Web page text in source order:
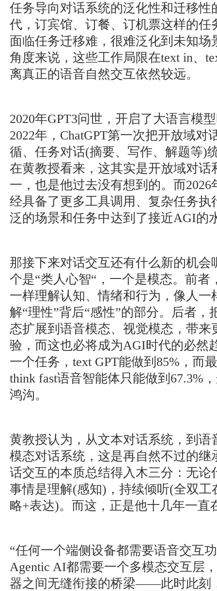
任务导向对话系统的泛化性和迁移性
代，订宾馆、订餐、订机票这样的任
面临任务迁移难，很难泛化到未知场
角度来说，这些工作局限在text in、
离真正的语音自然交互依然较远。
2020年GPT3问世，开启了大语言模
2022年，ChatGPT第一次把开放域对
循、任务对话(摘要、写作、解题等)
在黄教授看来，这其实是开放域对话
一，也是他过去没有想到的。而
经具备了更多工具调用、复杂任务执
泛的场景和任务中达到了接近AGI的
那接下来对话交互还有什么新的机会
个是“类人心智“，一个是模态。前者
一样理解认知、情绪和行为，像人一
解“理性”背后“感性”的部分。后者，
态扩展到语音模态、视觉模态，带来
验，而这也必将成为AGI时代的必然
一个任务，text GPT能做到85%，而
think fast语音智能体只能做到67.3%
鸿沟。
黄教授认为，从文本对话系统，到语
模态对话系统，这是再自然不过的继
话交互的本质总结得入木三分：无论
事情是理解(感知)，持续倾听(全双工
略+表达)。而这，正是他十几年一直
“任何一个端侧设备都需要语音交互
Agentic AI都需要一个多模态交互层
器之间无缝衔接的桥梁——此时此刻